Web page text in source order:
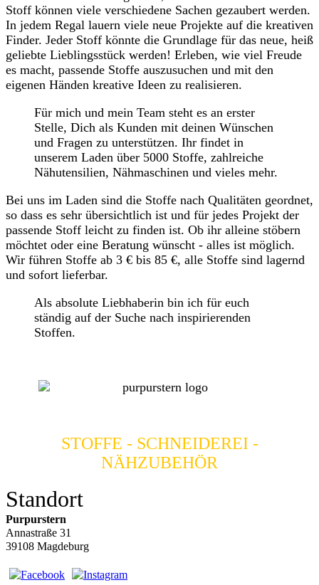
Stoff können viele verschiedene Sachen gezaubert werden.
In jedem Regal lauern viele neue Projekte auf die kreativen
Finder. Jeder Stoff könnte die Grundlage für das neue, heiß
geliebte Lieblingsstück werden! Erleben, wie viel Freude
es macht, passende Stoffe auszusuchen und mit den
eigenen Händen kreative Ideen zu realisieren.
Für mich und mein Team steht es an erster
Stelle, Dich als Kunden mit deinen Wünschen
und Fragen zu unterstützen. Ihr findet in
unserem Laden über 5000 Stoffe, zahlreiche
Nähutensilien, Nähmaschinen und vieles mehr.
Bei uns im Laden sind die Stoffe nach Qualitäten geordnet,
so dass es sehr übersichtlich ist und für jedes Projekt der
passende Stoff leicht zu finden ist. Ob ihr alleine stöbern
möchtet oder eine Beratung wünscht - alles ist möglich.
Wir führen Stoffe ab 3 € bis 85 €, alle Stoffe sind lagernd
und sofort lieferbar.
Als absolute Liebhaberin bin ich für euch
ständig auf der Suche nach inspirierenden
Stoffen.
STOFFE - SCHNEIDEREI -
NÄHZUBEHÖR
Standort
Purpurstern
Annastraße 31
39108 Magdeburg